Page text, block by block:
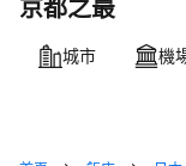
京都之最
城市 機